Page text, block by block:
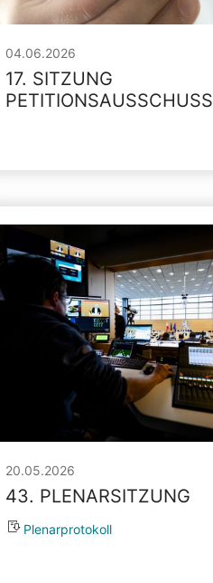
04.06.2026
17. SITZUNG
PETITIONSAUSSCHUSS
20.05.2026
43. PLENARSITZUNG
Plenarprotokoll